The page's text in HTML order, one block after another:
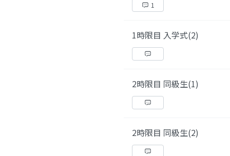
1
1時限目 入学式(2)
2時限目 同級生(1)
2時限目 同級生(2)